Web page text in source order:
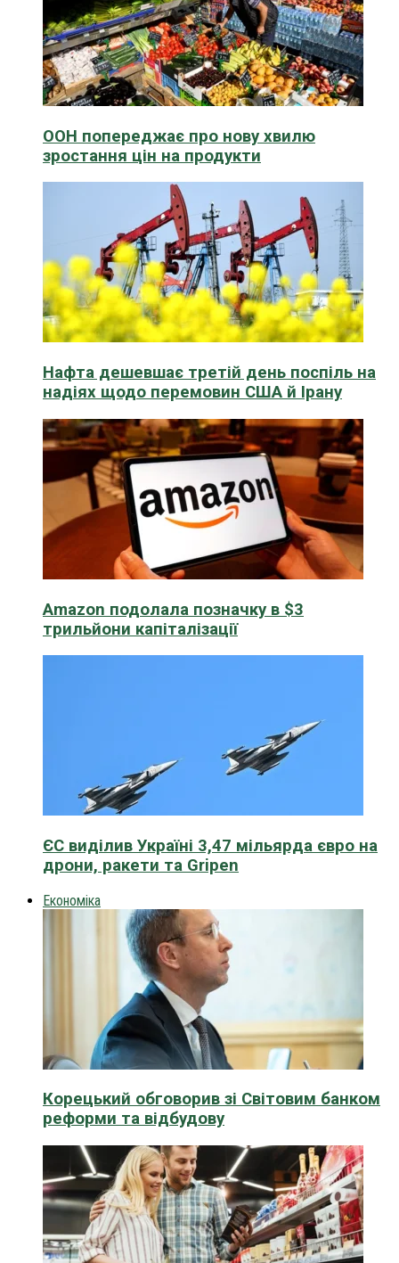
ООН попереджає про нову хвилю
зростання цін на продукти
Нафта дешевшає третій день поспіль на
надіях щодо перемовин США й Ірану
Amazon подолала позначку в $3
трильйони капіталізації
ЄС виділив Україні 3,47 мільярда євро на
дрони, ракети та Gripen
Економіка
Корецький обговорив зі Світовим банком
реформи та відбудову